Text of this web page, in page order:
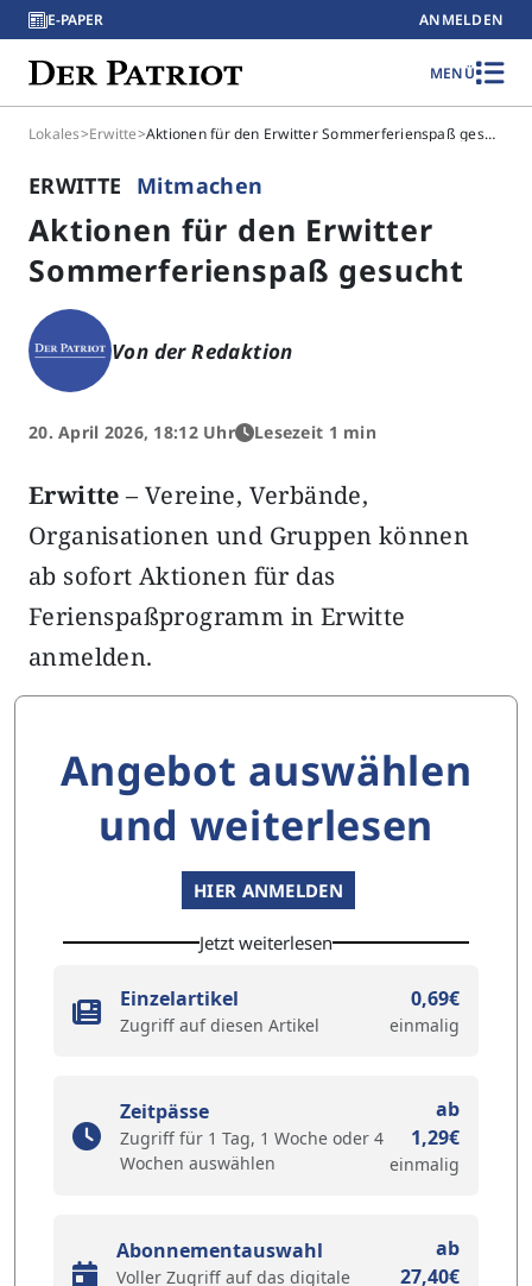
E-PAPER ANMELDEN
MENÜ
Lokales>Erwitte> Aktionen für den Erwitter Sommerferienspaß gesucht
ERWITTE Mitmachen
Aktionen für den Erwitter
Sommerferienspaß gesucht
Von der Redaktion
20. April 2026, 18:12 Uhr Lesezeit 1 min
Erwitte– Vereine, Verbände,
Organisationen und Gruppen können
ab sofort Aktionen für das
Ferienspaßprogramm in Erwitte
anmelden.
Angebot auswählen
und weiterlesen
HIER ANMELDEN
Jetzt weiterlesen
Einzelartikel
Zugriff auf diesen Artikel
0,69€
einmalig
Zeitpässe
Zugriff für 1 Tag, 1 Woche oder 4
Wochen auswählen
ab
1,29€
einmalig
Abonnementauswahl
Voller Zugriff auf das digitale
ab
27,40€